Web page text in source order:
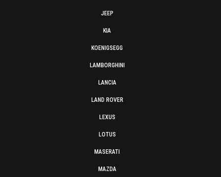
JEEP
KIA
KOENIGSEGG
LAMBORGHINI
LANCIA
LAND ROVER
LEXUS
LOTUS
MASERATI
MAZDA